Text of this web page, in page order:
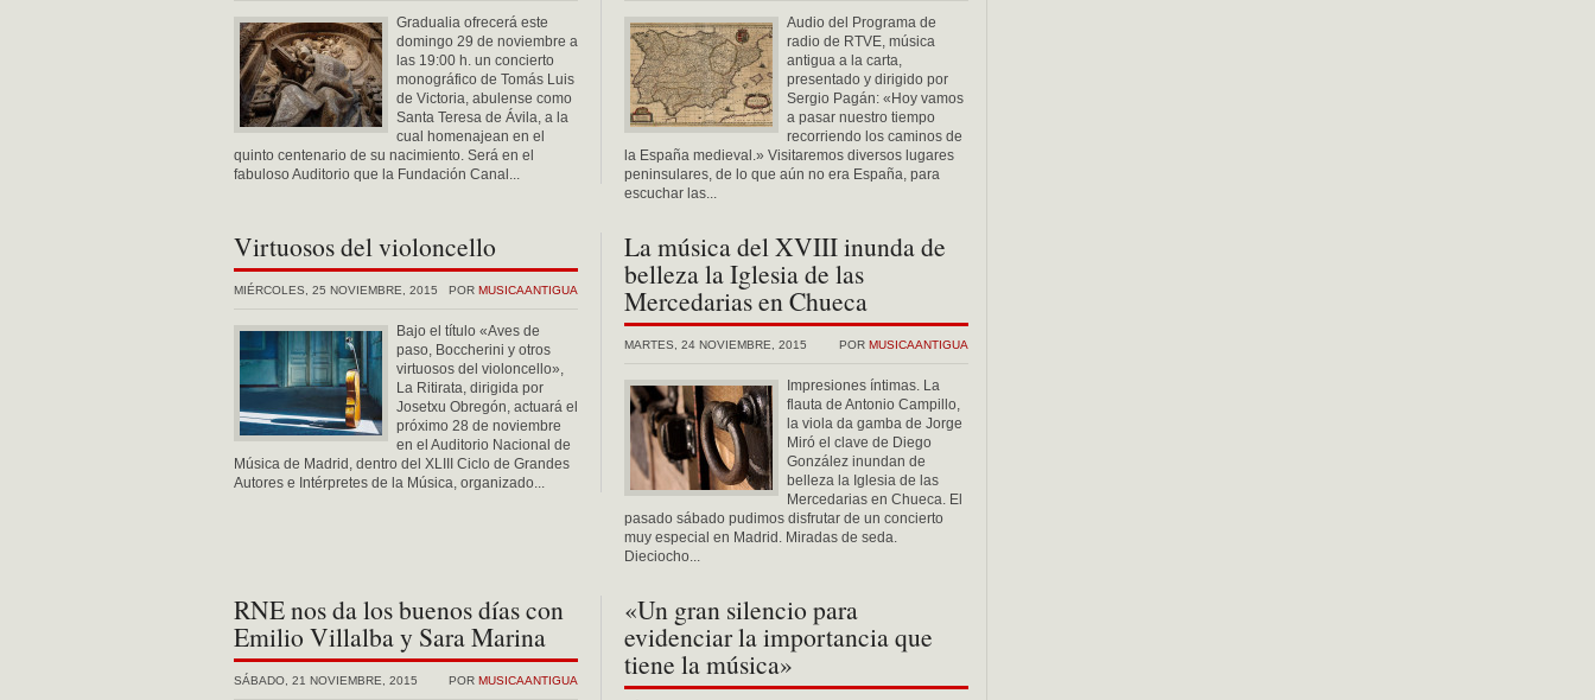
Gradualia ofrecerá este
domingo 29 de noviembre a
las 19:00 h. un concierto
monográfico de Tomás Luis
de Victoria, abulense como
Santa Teresa de Ávila, a la
cual homenajean en el
quinto centenario de su nacimiento. Será en el
fabuloso Auditorio que la Fundación Canal...
Audio del Programa de
radio de RTVE, música
antigua a la carta,
presentado y dirigido por
Sergio Pagán: «Hoy vamos
a pasar nuestro tiempo
recorriendo los caminos de
la España medieval.» Visitaremos diversos lugares
peninsulares, de lo que aún no era España, para
escuchar las...
Virtuosos del violoncello
POR MUSICAANTIGUA
MIÉRCOLES, 25 NOVIEMBRE, 2015
Bajo el título «Aves de
paso, Boccherini y otros
virtuosos del violoncello»,
La Ritirata, dirigida por
Josetxu Obregón, actuará el
próximo 28 de noviembre
en el Auditorio Nacional de
Música de Madrid, dentro del XLIII Ciclo de Grandes
Autores e Intérpretes de la Música, organizado...
La música del XVIII inunda de
belleza la Iglesia de las
Mercedarias en Chueca
POR MUSICAANTIGUA
MARTES, 24 NOVIEMBRE, 2015
Impresiones íntimas. La
flauta de Antonio Campillo,
la viola da gamba de Jorge
Miró el clave de Diego
González inundan de
belleza la Iglesia de las
Mercedarias en Chueca. El
pasado sábado pudimos disfrutar de un concierto
muy especial en Madrid. Miradas de seda.
Dieciocho...
RNE nos da los buenos días con
Emilio Villalba y Sara Marina
POR MUSICAANTIGUA
SÁBADO, 21 NOVIEMBRE, 2015
«Un gran silencio para
evidenciar la importancia que
tiene la música»